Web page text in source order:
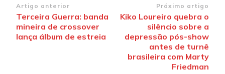
Navegação
de
post
Artigo anterior
Terceira Guerra: banda
mineira de crossover
lança álbum de estreia
Próximo artigo
Kiko Loureiro quebra o
silêncio sobre a
depressão pós-show
antes de turnê
brasileira com Marty
Friedman